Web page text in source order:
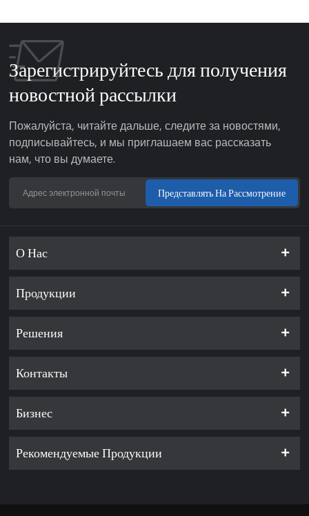
Зарегистрируйтесь для получения
новостной рассылки
Пожалуйста, читайте дальше, следите за новостями,
подписывайтесь, и мы приглашаем вас рассказать
нам, что вы думаете.
Представлять На Рассмотрение
О Нас
Продукции
Решения
Контакты
Бизнес
Рекомендуемые Продукции